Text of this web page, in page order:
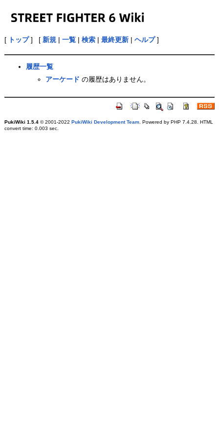
[ トップ] [ 新規| 一覧| 検索| 最終更新| ヘルプ]
履歴一覧
アーケード の履歴はありません。
PukiWiki 1.5.4© 2001-2022 PukiWiki Development Team. Powered by PHP 7.4.28. HTML
convert time: 0.003 sec.